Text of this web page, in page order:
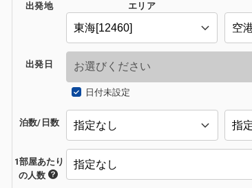
出発地 エリア
出発日
日付未設定
泊数/日数
1部屋あたり
の人数